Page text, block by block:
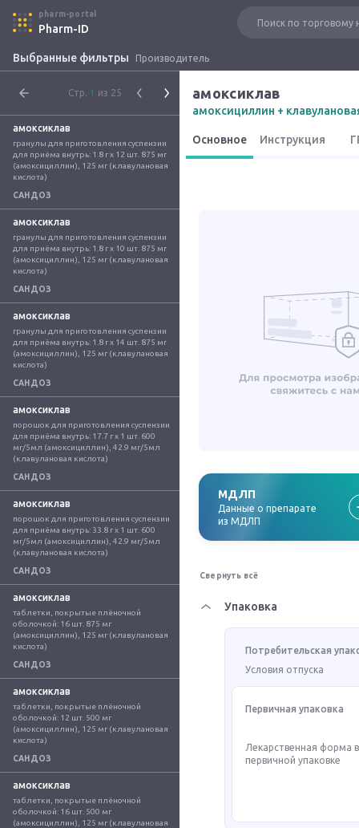
pharm-portal
Pharm-ID
Выбранные фильтры Производитель
Стр. 1 из 25
амоксиклав
гранулы для приготовления суспензии
для приёма внутрь: 1.8 г x 12 шт. 875 мг
(амоксициллин), 125 мг (клавулановая
кислота)
САНДОЗ
амоксиклав
гранулы для приготовления суспензии
для приёма внутрь: 1.8 г x 10 шт. 875 мг
(амоксициллин), 125 мг (клавулановая
кислота)
САНДОЗ
амоксиклав
гранулы для приготовления суспензии
для приёма внутрь: 1.8 г x 14 шт. 875 мг
(амоксициллин), 125 мг (клавулановая
кислота)
САНДОЗ
амоксиклав
порошок для приготовления суспензии
для приёма внутрь: 17.7 г x 1 шт. 600
мг/5мл (амоксициллин), 42.9 мг/5мл
(клавулановая кислота)
САНДОЗ
амоксиклав
порошок для приготовления суспензии
для приёма внутрь: 33.8 г x 1 шт. 600
мг/5мл (амоксициллин), 42.9 мг/5мл
(клавулановая кислота)
САНДОЗ
амоксиклав
таблетки, покрытые плёночной
оболочкой: 16 шт. 875 мг
(амоксициллин), 125 мг (клавулановая
кислота)
САНДОЗ
амоксиклав
таблетки, покрытые плёночной
оболочкой: 12 шт. 500 мг
(амоксициллин), 125 мг (клавулановая
кислота)
САНДОЗ
амоксиклав
таблетки, покрытые плёночной
оболочкой: 16 шт. 500 мг
(амоксициллин), 125 мг (клавулановая
амоксиклав
амоксициллин +
Основное Инструкция
МДЛП
Данные о препарате
из МДЛП
Свернуть всё
Упаковка
Потребительская
Условия отпуска
Первичная упаковка
Лекарственная форма
первичной упаковке